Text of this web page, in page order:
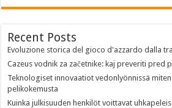
Recent Posts
Evoluzione storica del gioco d'azzardo dalla
Cazeus vodnik za začetnike: kaj preveriti pred
Teknologiset innovaatiot vedonlyönnissä
pelikokemusta
Kuinka julkisuuden henkilöt voittavat